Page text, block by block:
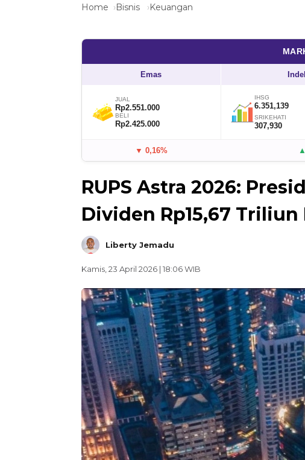
Home Bisnis Keuangan
Emas
JUAL
Rp2.551.000
BELI
Rp2.425.000
IHSG
6.351,139
SRIKEHATI
307,930
▼ 0,16%
RUPS Astra 2026:
Dividen Rp15,67
Liberty Jemadu
Kamis, 23 April 2026 | 18:06 WIB